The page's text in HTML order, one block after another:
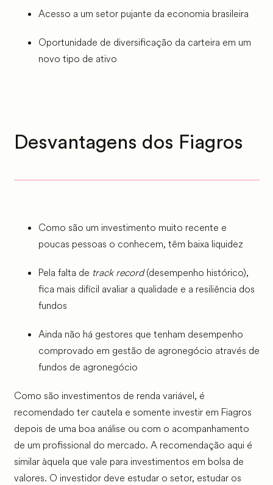
Acesso a um setor pujante da economia brasileira
Oportunidade de diversificação da carteira em um
novo tipo de ativo
Desvantagens dos Fiagros
Como são um investimento muito recente e
poucas pessoas o conhecem, têm baixa liquidez
Pela falta de track record(desempenho histórico),
fica mais difícil avaliar a qualidade e a resiliência dos
fundos
Ainda não há gestores que tenham desempenho
comprovado em gestão de agronegócio através de
fundos de agronegócio
Como são investimentos de renda variável, é
recomendado ter cautela e somente investir em Fiagros
depois de uma boa análise ou com o acompanhamento
de um profissional do mercado. A recomendação aqui é
similar àquela que vale para investimentos em bolsa de
valores. O investidor deve estudar o setor, estudar os